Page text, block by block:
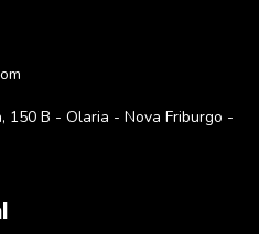
150 B - Olaria - Nova Friburgo -